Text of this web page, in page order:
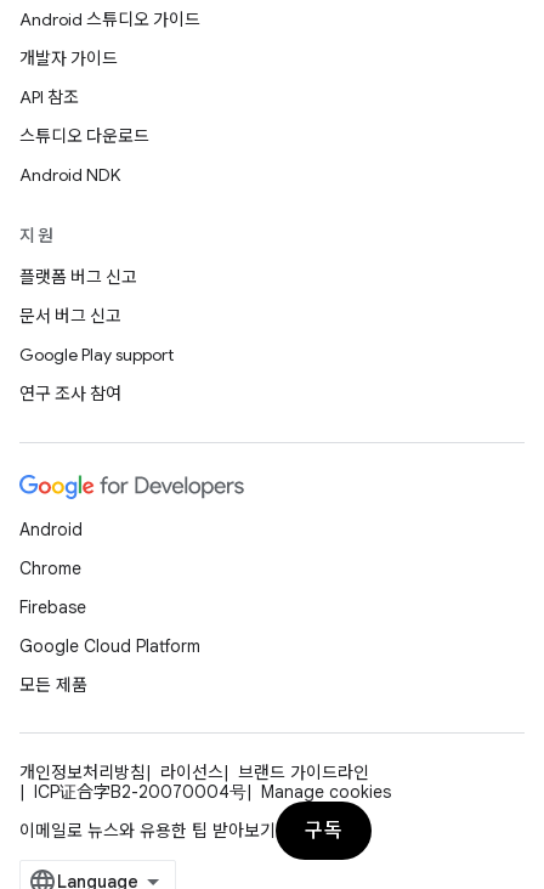
Android 스튜디오 가이드
개발자 가이드
API 참조
스튜디오 다운로드
Android NDK
지원
플랫폼 버그 신고
문서 버그 신고
Google Play support
연구 조사 참여
Android
Chrome
Firebase
Google Cloud Platform
모든 제품
개인정보처리방침 라이선스
브랜드 가이드라인
ICP证合字B2-20070004号
Manage cookies
이메일로 뉴스와 유용한 팁 받아보기
구독